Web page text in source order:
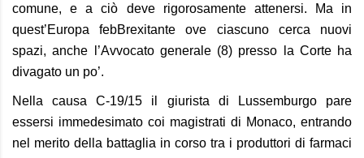
comune, e a ciò deve rigorosamente attenersi. Ma in
quest’Europa febBrexitante ove ciascuno cerca nuovi
spazi, anche l’Avvocato generale (8) presso la Corte ha
divagato un po’.
Nella causa C-19/15 il giurista di Lussemburgo pare
essersi immedesimato coi magistrati di Monaco, entrando
nel merito della battaglia in corso tra i produttori di farmaci